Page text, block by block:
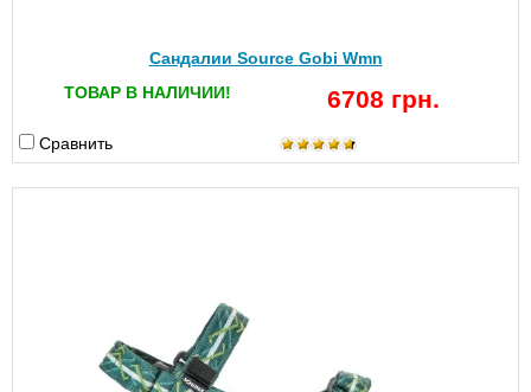
Сандалии Source Gobi Wmn
ТОВАР В НАЛИЧИИ!
6708 грн.
Сравнить